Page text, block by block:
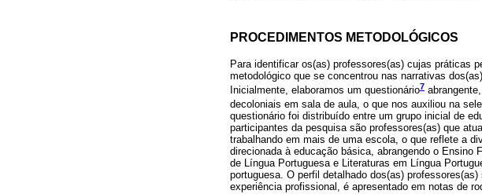
PROCEDIMENTOS METODOLÓGICOS
Para identificar os(as) professores(as) cujas práticas
metodológico que se concentrou nas narrativas
Inicialmente, elaboramos um questionário7
decoloniais em sala de aula, o que nos auxiliou na
questionário foi distribuído entre um grupo inicial de
participantes da pesquisa são professores(as) que
trabalhando em mais de uma escola, o que reflete a
direcionada à educação básica, abrangendo o Ensino
de Língua Portuguesa e Literaturas em Língua
portuguesa. O perfil detalhado dos(as)
experiência profissional, é apresentado em notas de